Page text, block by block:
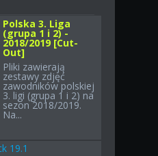
Polska 3. Liga
(grupa 1 i 2) -
2018/2019 [Cut-
Out]
Pliki zawierają
zestawy zdjęć
zawodników polskiej
3. ligi (grupa 1 i 2) na
sezon 2018/2019.
Na...
19.1